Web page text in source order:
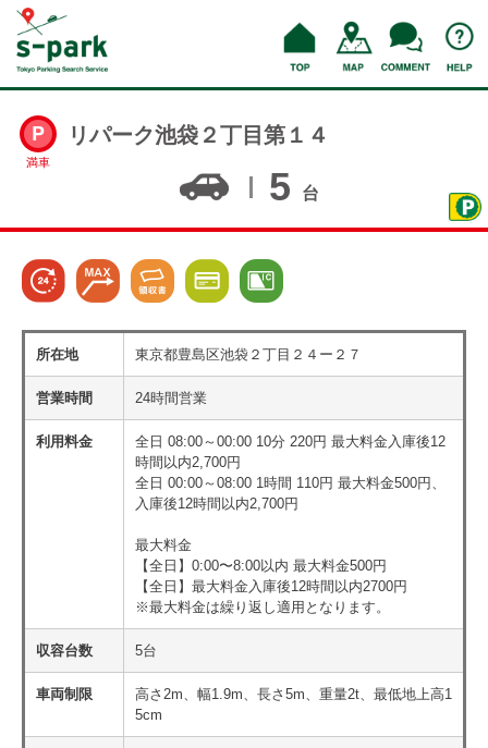
満車
リパーク池袋２丁目第１４
5 台
所在地 東京都豊島区池袋２丁目２４ー２７
営業時間 24時間営業
利用料金
全日 08:00～00:00 10分 220円 最大料金入庫後12
時間以内2,700円
全日 00:00～08:00 1時間 110円 最大料金500円、
入庫後12時間以内2,700円
最大料金
【全日】0:00〜8:00以内 最大料金500円
【全日】最大料金入庫後12時間以内2700円
※最大料金は繰り返し適用となります。
収容台数 5台
車両制限
高さ2m、幅1.9m、長さ5m、重量2t、最低地上高1
5cm